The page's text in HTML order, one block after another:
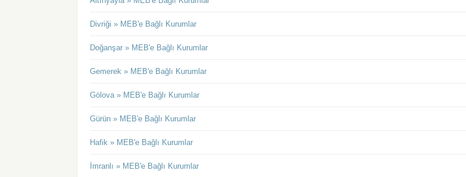
Divriği » MEB'e Bağlı Kurumlar
Doğanşar » MEB'e Bağlı Kurumlar
Gemerek » MEB'e Bağlı Kurumlar
Gölova » MEB'e Bağlı Kurumlar
Gürün » MEB'e Bağlı Kurumlar
Hafik » MEB'e Bağlı Kurumlar
İmranlı » MEB'e Bağlı Kurumlar